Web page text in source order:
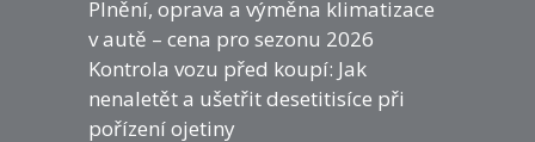
Plnění, oprava a výměna klimatizace
v autě – cena pro sezonu 2026
Kontrola vozu před koupí: Jak
nenaletět a ušetřit desetitisíce při
pořízení ojetiny